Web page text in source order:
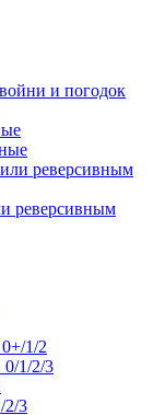
и погодок
реверсивным
1/2
0/1/2/3
2/3